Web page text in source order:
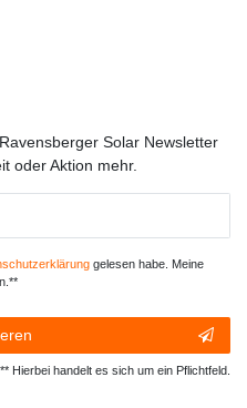
Solar Newsletter
oder Aktion mehr.
gelesen habe. Meine
** Hierbei handelt es sich um ein Pflichtfeld.